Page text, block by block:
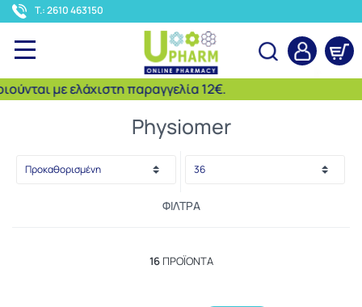
T.: 2610 463150
με ελάχιστη παραγγελία 12€.
Αναζήτηση
Physiomer
ΦΊΛΤΡΑ
16ΠΡΟΪΌΝΤΑ